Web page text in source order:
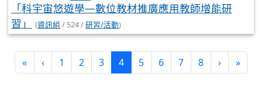
「科宇宙悠遊學—數位教材推廣應用教師增能研
習」
(資訊組 / 524 /研習/活動)
« ‹ 1 2 3 4(current)
5 6 7 8 › »